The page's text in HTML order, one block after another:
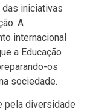
das iniciativas
A
internacional
a Educação
os
sociedade.
pela diversidade